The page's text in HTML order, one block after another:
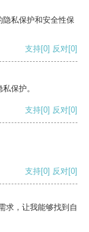
私保护和安全性保
支持[0] 反对[0]
保护。
支持[0] 反对[0]
支持[0] 反对[0]
求，让我能够找到自